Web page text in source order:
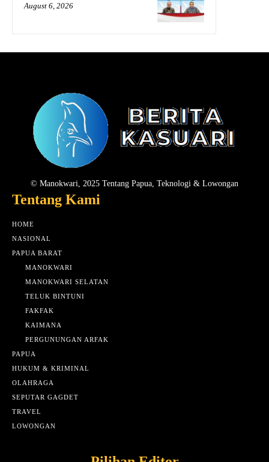
August 6, 2026
© Manokwari, 2025 Tentang Papua, Teknologi & Lowongan
Tentang Kami
HOME
NASIONAL
PAPUA BARAT
MANOKWARI
MANOKWARI SELATAN
TELUK BINTUNI
FAKFAK
KAIMANA
PERGUNUNGAN ARFAK
PAPUA
HUKUM & KRIMINAL
OLAHRAGA
SEPUTAR GAGDET
TRAVEL
LOWONGAN